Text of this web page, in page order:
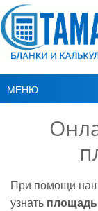
МЕНЮ
При помощи
узнать площадь